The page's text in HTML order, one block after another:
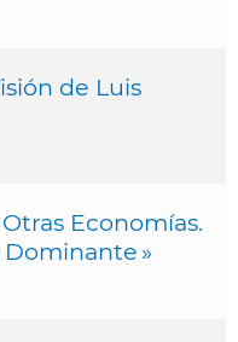
de Luis
Economías.
»